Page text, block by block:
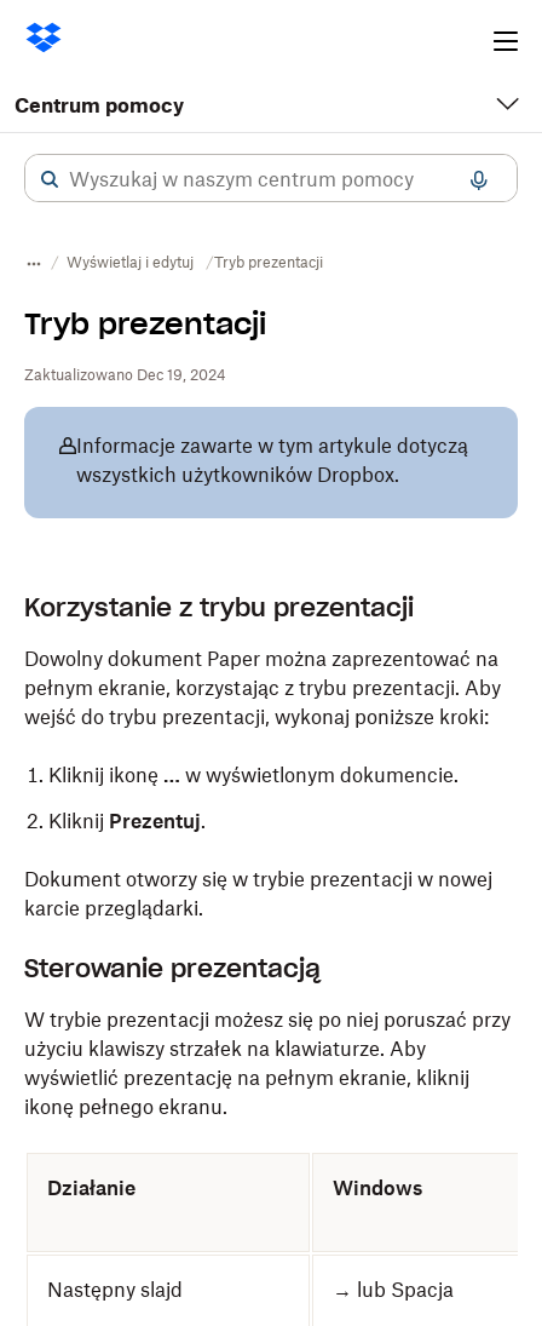
Centrum pomocy
Wyświetlaj i edytuj Tryb prezentacji
Tryb prezentacji
Zaktualizowano Dec 19, 2024
Informacje zawarte w tym artykule dotyczą
wszystkich użytkowników Dropbox.
Korzystanie z trybu prezentacji
Dowolny dokument Paper można zaprezentować na
pełnym ekranie, korzystając z trybu prezentacji. Aby
wejść do trybu prezentacji, wykonaj poniższe kroki:
Kliknij ikonę … w wyświetlonym dokumencie.
Kliknij Prezentuj.
Dokument otworzy się w trybie prezentacji w nowej
karcie przeglądarki.
Sterowanie prezentacją
W trybie prezentacji możesz się po niej poruszać przy
użyciu klawiszy strzałek na klawiaturze. Aby
wyświetlić prezentację na pełnym ekranie, kliknij
ikonę pełnego ekranu.
Działanie Windows
Następny slajd → lub Spacja